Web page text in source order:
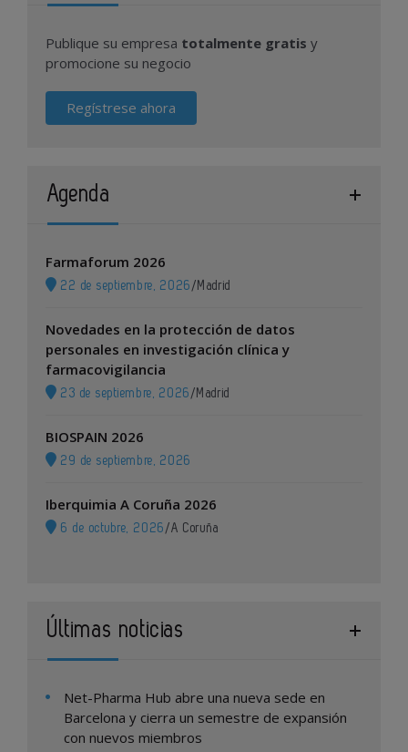
Publique su empresa totalmente gratis y
promocione su negocio
Regístrese ahora
Agenda
Farmaforum 2026
22 de septiembre, 2026 / Madrid
Novedades en la protección de datos
personales en investigación clínica y
farmacovigilancia
23 de septiembre, 2026 / Madrid
BIOSPAIN 2026
29 de septiembre, 2026
Iberquimia A Coruña 2026
6 de octubre, 2026 /A Coruña
Últimas noticias
Net-Pharma Hub abre una nueva sede en
Barcelona y cierra un semestre de expansión
con nuevos miembros